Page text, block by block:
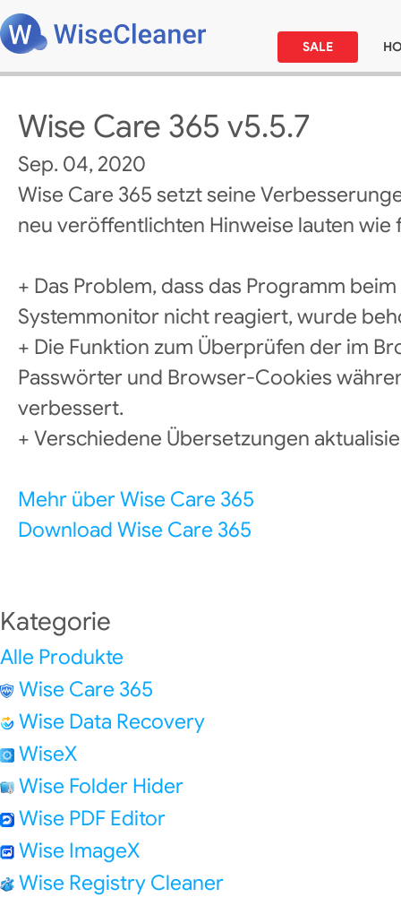
SALE
Wise Care 365 v5.5.7
Sep. 04, 2020
Wise Care 365 setzt seine
neu veröffentlichten Hinweise lauten wie
+ Das Problem, dass das Programm
Systemmonitor nicht reagiert, wurde
+ Die Funktion zum Überprüfen der im
Passwörter und Browser-Cookies
verbessert.
+ Verschiedene Übersetzungen
Mehr über Wise Care 365
Download Wise Care 365
Kategorie
Alle Produkte
Wise Care 365
Wise Data Recovery
WiseX
Wise Folder Hider
Wise PDF Editor
Wise ImageX
Wise Registry Cleaner